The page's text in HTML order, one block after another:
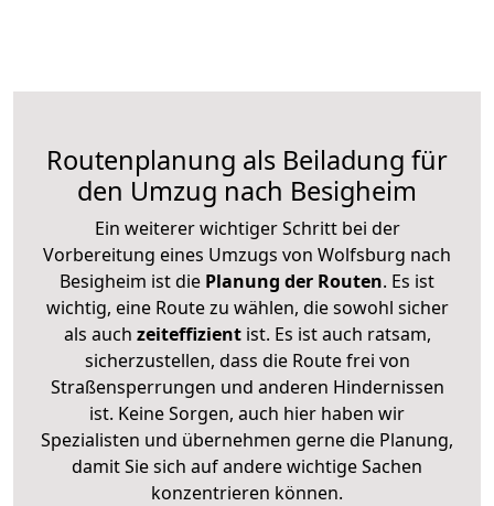
Routenplanung als Beiladung für
den Umzug nach Besigheim
Ein weiterer wichtiger Schritt bei der
Vorbereitung eines Umzugs von Wolfsburg nach
Besigheim ist die Planung der Routen. Es ist
wichtig, eine Route zu wählen, die sowohl sicher
als auch zeiteffizientist. Es ist auch ratsam,
sicherzustellen, dass die Route frei von
Straßensperrungen und anderen Hindernissen
ist. Keine Sorgen, auch hier haben wir
Spezialisten und übernehmen gerne die Planung,
damit Sie sich auf andere wichtige Sachen
konzentrieren können.